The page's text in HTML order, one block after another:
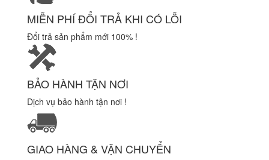
MIỄN PHÍ ĐỔI TRẢ KHI CÓ LỖI
Đổi trả sản phẩm mới 100% !
BẢO HÀNH TẬN NƠI
Dịch vụ bảo hành tận nơi !
GIAO HÀNG & VẬN CHUYỂN